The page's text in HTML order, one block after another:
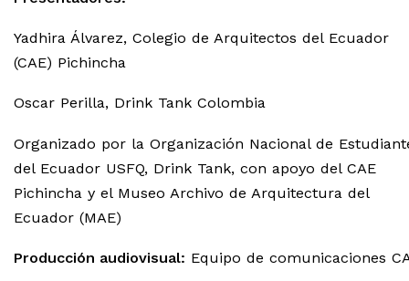
Yadhira Álvarez, Colegio de Arquitectos del Ecuador
(CAE) Pichincha
Oscar Perilla, Drink Tank Colombia
Organizado por la Organización Nacional de
del Ecuador USFQ, Drink Tank, con apoyo del CAE
Pichincha y el Museo Archivo de Arquitectura del
Ecuador (MAE)
Producción audiovisual: Equipo de comunicaciones